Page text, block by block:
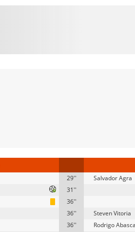
29''
Salvador Agra
31''
36''
36''
Steven Vitoria
36''
Rodrigo